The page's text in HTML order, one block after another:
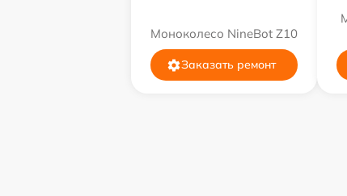
Моноколесо NineBot Z10
Заказать ремонт